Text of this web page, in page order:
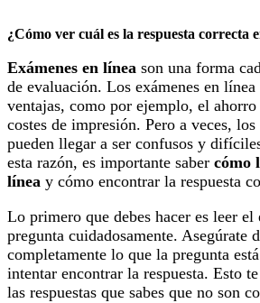
¿Cómo ver cuál es la respuesta correcta
Exámenes en línea son una forma
de evaluación. Los exámenes en
ventajas, como por ejemplo, el
costes de impresión. Pero a veces,
pueden llegar a ser confusos y
esta razón, es importante saber cómo
línea y cómo encontrar la respuesta
Lo primero que debes hacer es leer el
pregunta cuidadosamente. Asegúrate
completamente lo que la pregunta
intentar encontrar la respuesta. Esto
las respuestas que sabes que no son